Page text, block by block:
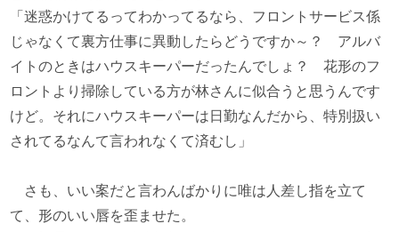
「迷惑かけてるってわかってるなら、フロントサービス係
じゃなくて裏方仕事に異動したらどうですか～？ アルバ
イトのときはハウスキーパーだったんでしょ？ 花形のフ
ロントより掃除している方が林さんに似合うと思うんです
けど。それにハウスキーパーは日勤なんだから、特別扱い
されてるなんて言われなくて済むし」
さも、いい案だと言わんばかりに唯は人差し指を立て
て、形のいい唇を歪ませた。